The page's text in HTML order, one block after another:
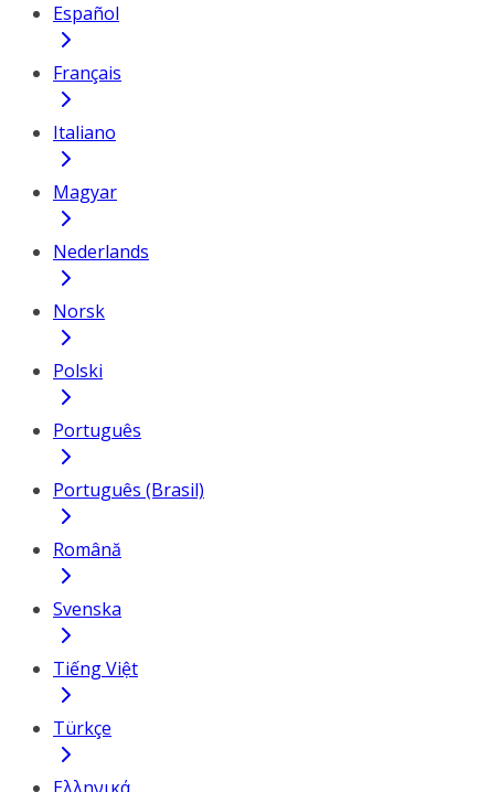
Español
Français
Italiano
Magyar
Nederlands
Norsk
Polski
Português
Português (Brasil)
Română
Svenska
Tiếng Việt
Türkçe